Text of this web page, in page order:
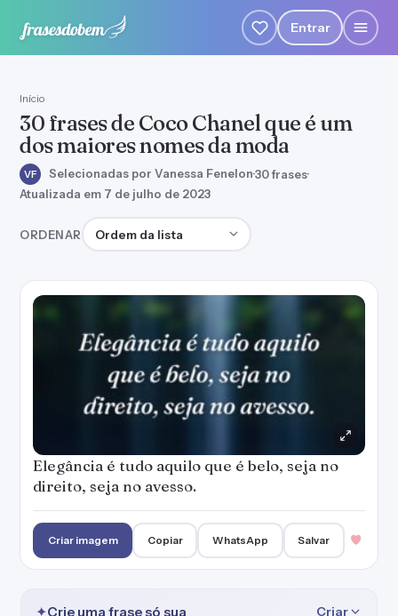
Entrar
Início
30 frases de Coco Chanel que é um
dos maiores nomes da moda
VF Selecionadas por Vanessa Fenelon·30 frases·
Atualizada em 7 de julho de 2023
ORDENAR Ordenar frases
Elegância é tudo aquilo que é belo, seja no
direito, seja no avesso.
Criar imagem Copiar WhatsApp Salvar
✦Crie uma frase só sua Criar